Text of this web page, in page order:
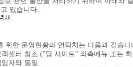
있습니다.
위한 운영현황과 연락처는 다음과 같습니
센터 참조 ("당 사이트" 좌측메뉴 또는
자와 동일